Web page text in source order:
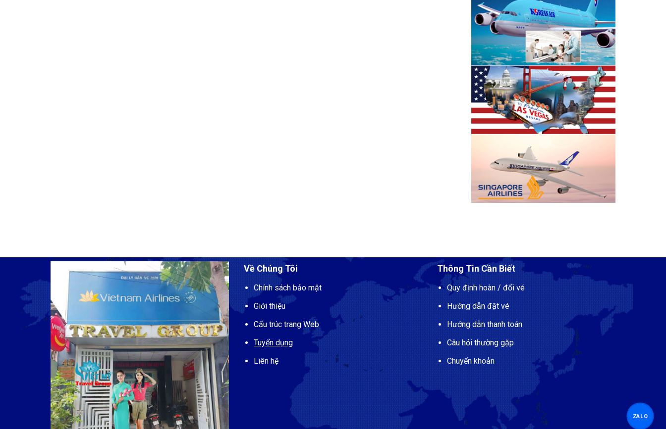
Về Chúng Tôi
Chính sách bảo mật
Giới thiệu
Cấu trúc trang Web
Tuyển dụng
Liên hệ
Thông Tin Cần Biết
Quy định hoàn / đổi vé
Hướng dẫn đặt vé
Hướng dẫn thanh toán
Câu hỏi thường gặp
Chuyển khoản
ZALO